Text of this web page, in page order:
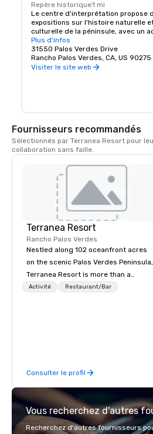
Repère historique1 mi
Le centre d'interprétation propose
expositions sur l'histoire naturelle
culturelle de la péninsule, avec un
particulier sur la baleine grise du
Pacifique. Situé à l'extrême sud-
la péninsule de Palos Verdes, le
Point Vicente est depuis longtemps
peintres. Pour le marin, le phare est
l'extrémité nord du canal de
la côte du Pacifique. Il l'aide à
sa position et l'avertit d'éviter les
rocheux qui entourent le rivage
cas de brouillard épais, son klaxon
l'avertit s'il s'approche trop du rivage
dangereux.
Plus d'infos
31550 Palos Verdes Drive
Rancho Palos Verdes, CA, US 90275
Visiter le site web
Fournisseurs recommandés
Sélectionnés par Terranea Resort pour
collaboration sans faille.
Terranea Resort
Rancho Palos Verdes
Nestled along 102 oceanfront acres
on the scenic Palos Verdes Peninsula,
Terranea Resort is more than a
destination; it's an extraordinary
in a captivating coastal haven.
Activité Restaurant/Bar
Consulter le profil
Vous recherchez d'autres
Recherchez d'autres fournisseurs